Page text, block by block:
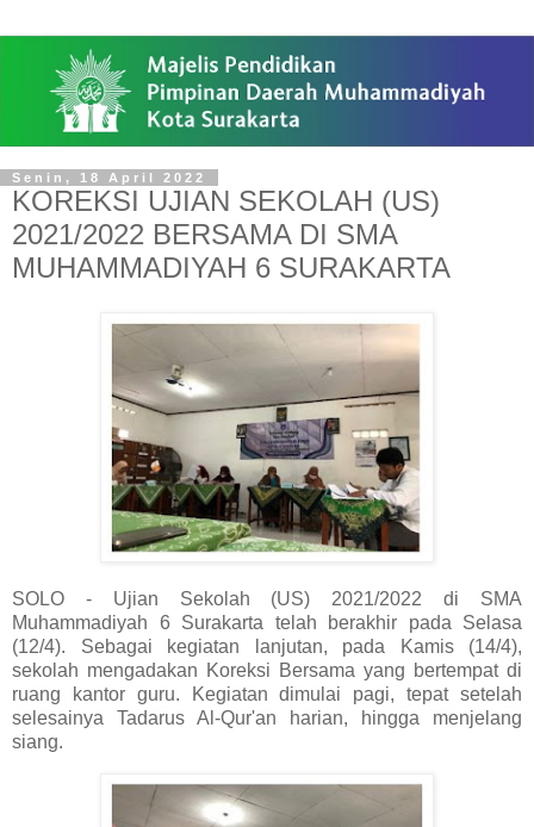
Senin, 18 April 2022
KOREKSI UJIAN SEKOLAH (US)
2021/2022 BERSAMA DI SMA
MUHAMMADIYAH 6 SURAKARTA
SOLO - Ujian Sekolah (US) 2021/2022 di SMA
Muhammadiyah 6 Surakarta telah berakhir pada Selasa
(12/4). Sebagai kegiatan lanjutan, pada Kamis (14/4),
sekolah mengadakan Koreksi Bersama yang bertempat di
ruang kantor guru. Kegiatan dimulai pagi, tepat setelah
selesainya Tadarus Al-Qur'an harian, hingga menjelang
siang.